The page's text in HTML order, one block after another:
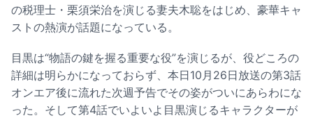
の税理士・栗須栄治を演じる妻夫木聡をはじめ、豪華キャ
ストの熱演が話題になっている。
目黒は“物語の鍵を握る重要な役”を演じるが、役どころの
詳細は明らかになっておらず、本日10月26日放送の第3話
オンエア後に流れた次週予告でその姿がついにあらわにな
った。そして第4話でいよいよ目黒演じるキャラクターが